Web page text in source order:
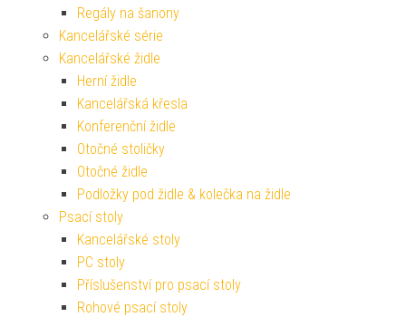
Regály na šanony
Kancelářské série
Kancelářské židle
Herní židle
Kancelářská křesla
Konferenční židle
Otočné stoličky
Otočné židle
Podložky pod židle & kolečka na židle
Psací stoly
Kancelářské stoly
PC stoly
Příslušenství pro psací stoly
Rohové psací stoly